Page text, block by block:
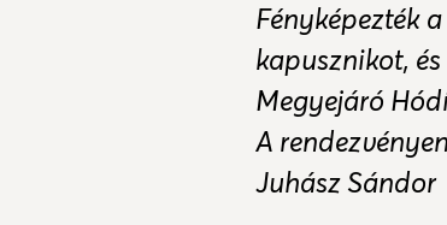
Fényképezték
kapusznikot,
Megyejáró
A
Juhász Sándor